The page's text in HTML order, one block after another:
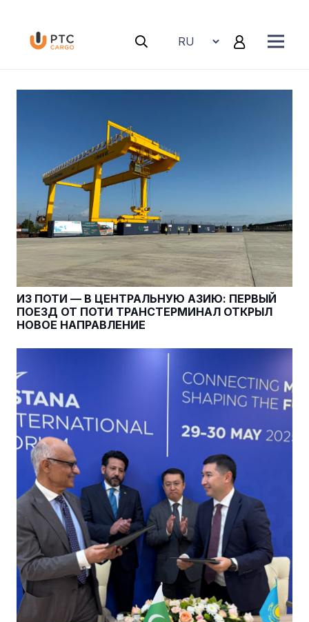
ИЗ ПОТИ — В ЦЕНТРАЛЬНУЮ АЗИЮ: ПЕРВЫЙ
ПОЕЗД ОТ ПОТИ ТРАНСТЕРМИНАЛ ОТКРЫЛ
НОВОЕ НАПРАВЛЕНИЕ